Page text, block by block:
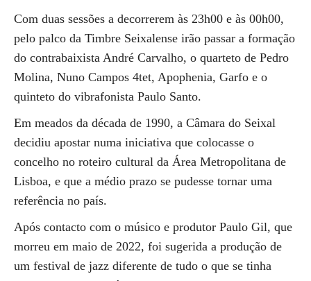
Com duas sessões a decorrerem às 23h00 e às 00h00,
pelo palco da Timbre Seixalense irão passar a formação
do contrabaixista André Carvalho, o quarteto de Pedro
Molina, Nuno Campos 4tet, Apophenia, Garfo e o
quinteto do vibrafonista Paulo Santo.
Em meados da década de 1990, a Câmara do Seixal
decidiu apostar numa iniciativa que colocasse o
concelho no roteiro cultural da Área Metropolitana de
Lisboa, e que a médio prazo se pudesse tornar uma
referência no país.
Após contacto com o músico e produtor Paulo Gil, que
morreu em maio de 2022, foi sugerida a produção de
um festival de jazz diferente de tudo o que se tinha